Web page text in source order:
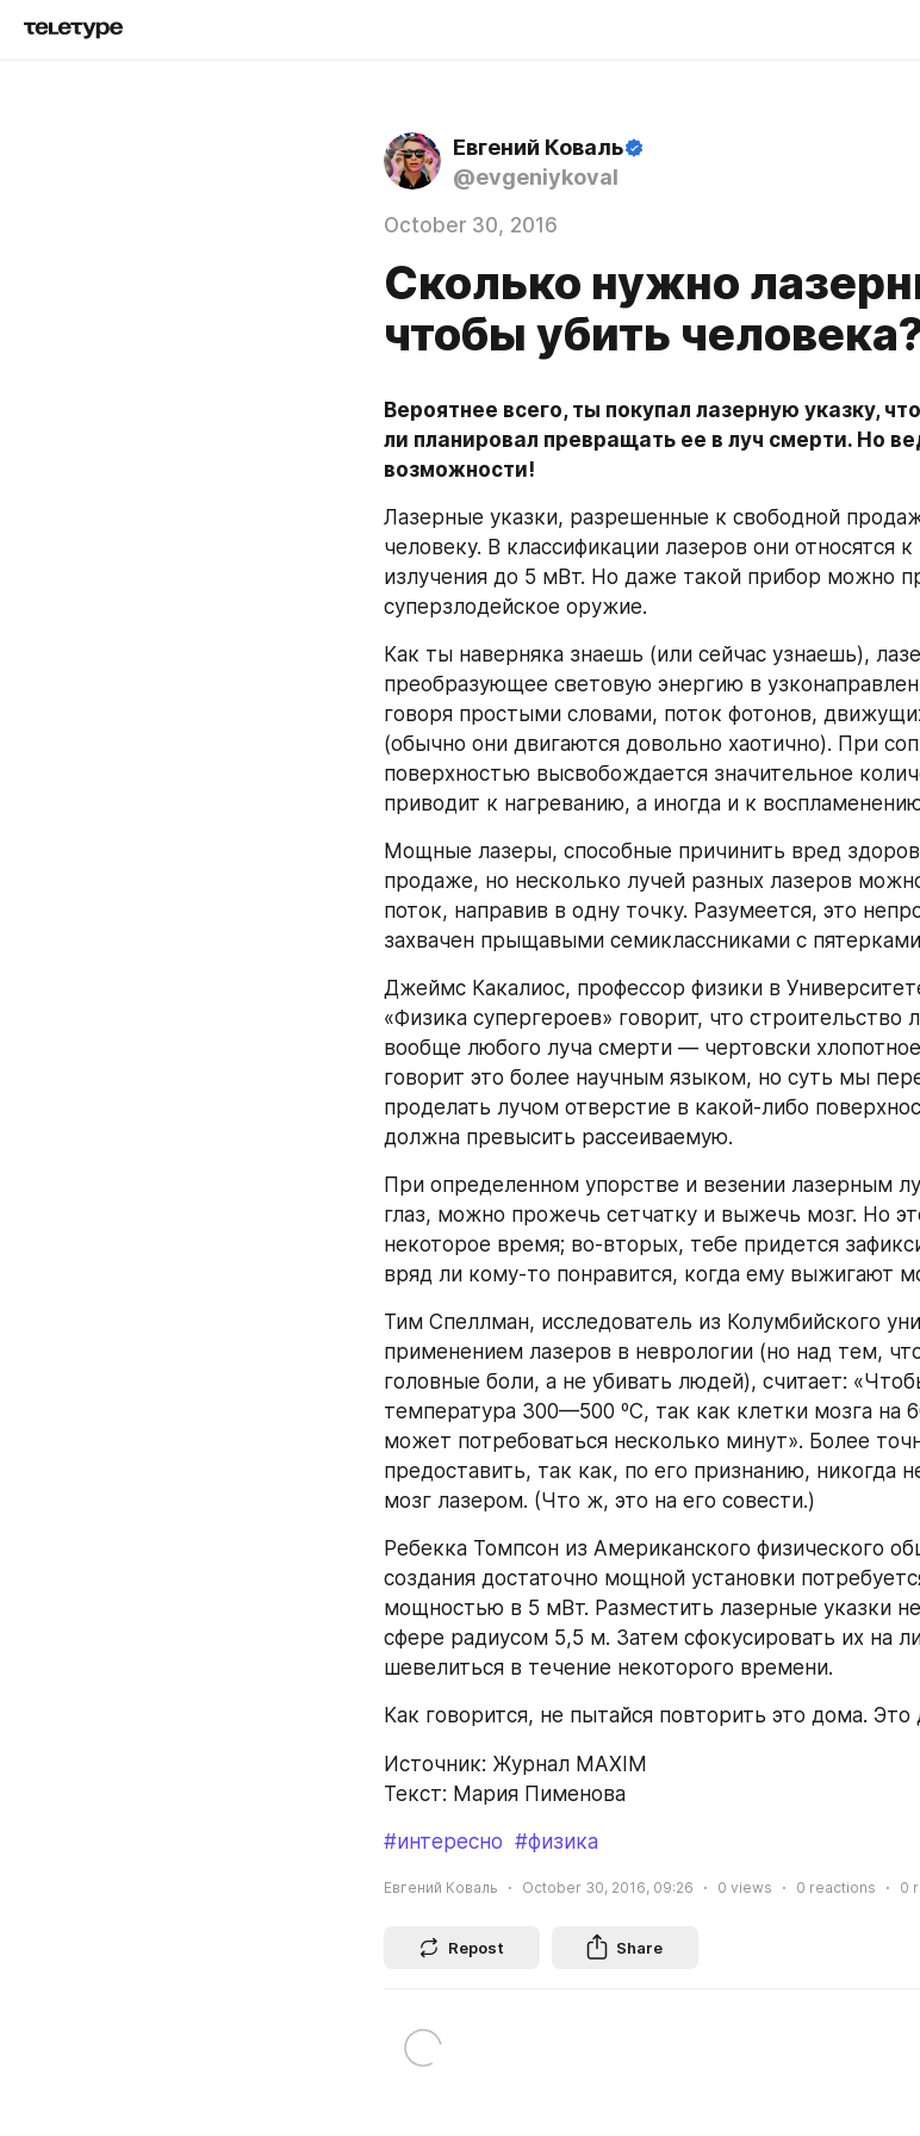
Евгений Коваль
@evgeniykoval
October 30, 2016
Сколько нужно
чтобы убить
Вероятнее всего, ты покупал лазерную указку,
ли планировал превращать ее в луч смерти. Но
возможности!
Лазерные указки, разрешенные к свободной
человеку. В классификации лазеров они относятся
излучения до 5 мВт. Но даже такой прибор можно
суперзлодейское оружие.
Как ты наверняка знаешь (или сейчас узнаешь),
преобразующее световую энергию в
говоря простыми словами, поток фотонов,
(обычно они двигаются довольно хаотично). При
поверхностью высвобождается значительное
приводит к нагреванию, а иногда и к
Мощные лазеры, способные причинить вред
продаже, но несколько лучей разных лазеров
поток, направив в одну точку. Разумеется, это
захвачен прыщавыми семиклассниками с
Джеймс Какалиос, профессор физики в
«Физика супергероев» говорит, что строительство
вообще любого луча смерти — чертовски
говорит это более научным языком, но суть мы
проделать лучом отверстие в какой-либо
должна превысить рассеиваемую.
При определенном упорстве и везении лазерным
глаз, можно прожечь сетчатку и выжечь мозг. Но
некоторое время; во-вторых, тебе придется
вряд ли кому-то понравится, когда ему выжигают
Тим Спеллман, исследователь из Колумбийского
применением лазеров в неврологии (но над тем,
головные боли, а не убивать людей), считает:
температура 300—500 ºC, так как клетки мозга на
может потребоваться несколько минут». Более
предоставить, так как, по его признанию, никогда
мозг лазером. (Что ж, это на его совести.)
Ребекка Томпсон из Американского физического
создания достаточно мощной установки
мощностью в 5 мВт. Разместить лазерные указки
сфере радиусом 5,5 м. Затем сфокусировать их на
шевелиться в течение некоторого времени.
Как говорится, не пытайся повторить это дома. Это
Источник: Журнал MAXIM
Текст: Мария Пименова
#интересно #физика
Евгений Коваль October 30, 2016, 09:26 0 views 0 reactions 0
Repost Share